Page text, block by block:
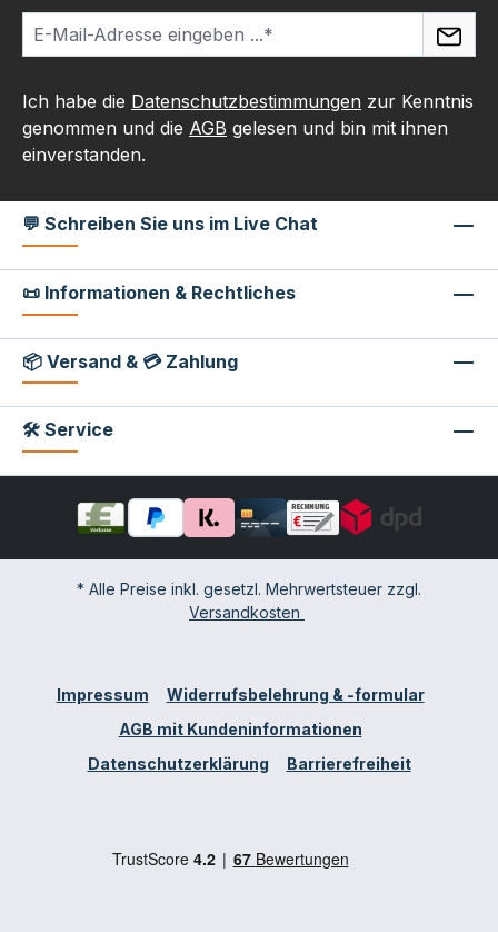
Ich habe die Datenschutzbestimmungen zur Kenntnis
genommen und die AGB gelesen und bin mit ihnen
einverstanden.
💬 Schreiben Sie uns im Live Chat
📜 Informationen & Rechtliches
📦 Versand & 💳 Zahlung
🛠 Service
* Alle Preise inkl. gesetzl. Mehrwertsteuer zzgl.
Versandkosten
Impressum
Widerrufsbelehrung & -formular
AGB mit Kundeninformationen
Datenschutzerklärung
Barrierefreiheit